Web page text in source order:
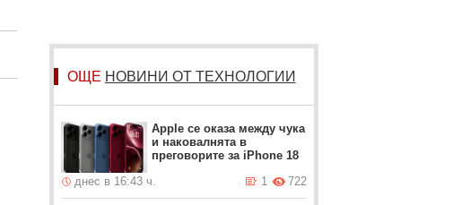
ОЩЕ НОВИНИ ОТ ТЕХНОЛОГИИ
Apple се оказа между чука
и наковалнята в
преговорите за iPhone 18
днес в 16:43 ч.
722
1